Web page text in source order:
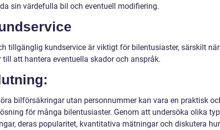
sin värdefulla bil och eventuell modifiering.
tillgänglig kundservice är viktigt för bilentusiaster, särskilt
till att hantera eventuella skador och anspråk.
bilförsäkringar utan personnummer kan vara en praktisk
för många bilentusiaster. Genom att undersöka olika
deras popularitet, kvantitativa mätningar och diskutera